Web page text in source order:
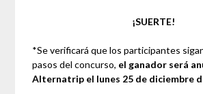
¡SUERTE!
*Se verificará que los participantes
pasos del concurso, el ganador será
Alternatrip el lunes 25 de diciembre